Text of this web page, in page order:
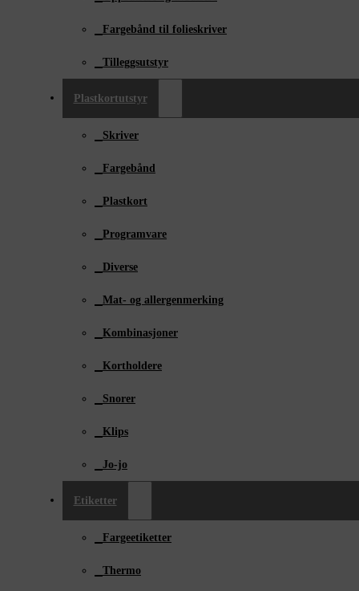
Fargebånd til folieskriver
Tilleggsutstyr
Plastkortutstyr
Skriver
Fargebånd
Plastkort
Programvare
Diverse
Mat- og allergenmerking
Kombinasjoner
Kortholdere
Snorer
Klips
Jo-jo
Etiketter
Fargeetiketter
Thermo